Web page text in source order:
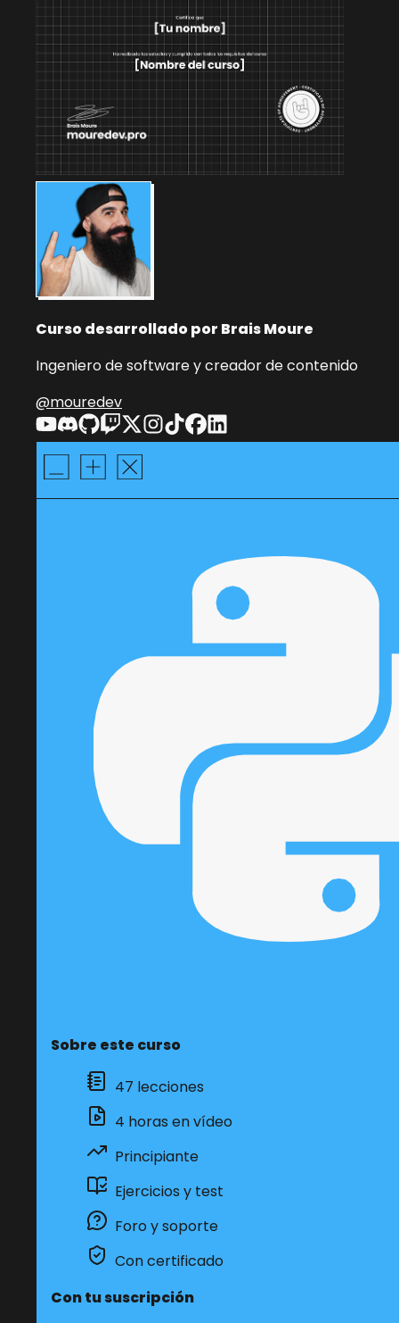
Curso desarrollado por Brais Moure
Ingeniero de software y creador de contenido
@mouredev
Sobre este curso
47 lecciones
4 horas en vídeo
Principiante
Ejercicios y test
Foro y soporte
Con certificado
Con tu suscripción